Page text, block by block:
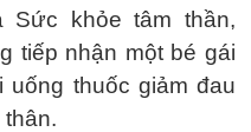
Sức khỏe tâm thần,
tiếp nhận một bé gái
uống thuốc giảm đau
thân.